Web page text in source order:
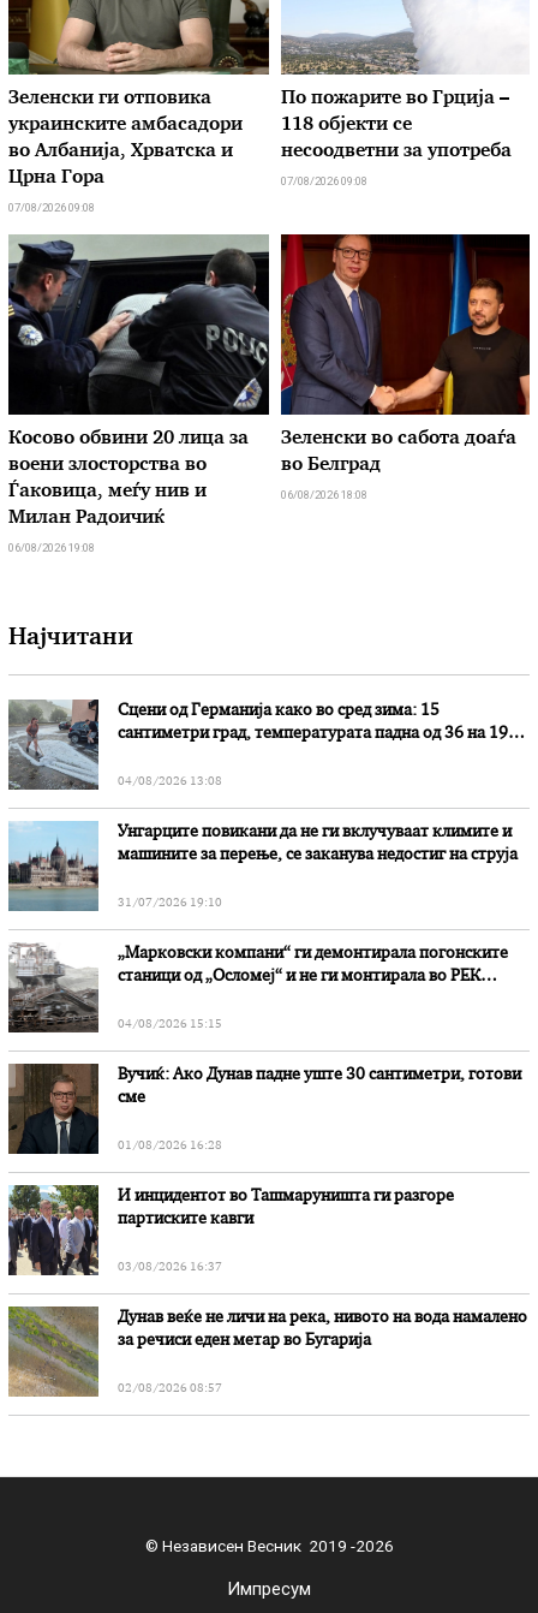
Зеленски ги отповика
украинските амбасадори
во Албанија, Хрватска и
Црна Гора
07/08/2026 09:08
По пожарите во Грција –
118 објекти се
несоодветни за употреба
07/08/2026 09:08
Косово обвини 20 лица за
воени злосторства во
Ѓаковица, меѓу нив и
Милан Радоичиќ
06/08/2026 19:08
Зеленски во сабота доаѓа
во Белград
06/08/2026 18:08
Најчитани
Сцени од Германија како во сред зима: 15
сантиметри град, температурата падна од 36 на 19
04/08/2026 13:08
Унгарците повикани да не ги вклучуваат климите и
машините за перење, се заканува недостиг на струја
31/07/2026 19:10
„Марковски компани“ ги демонтирала погонските
станици од „Осломеј“ и не ги монтирала во РЕК
04/08/2026 15:15
Вучиќ: Ако Дунав падне уште 30 сантиметри, готови
сме
01/08/2026 16:28
И инцидентот во Ташмаруништa ги разгоре
партиските кавги
03/08/2026 16:37
Дунав веќе не личи на река, нивото на вода намалено
за речиси еден метар во Бугарија
02/08/2026 08:57
© Независен Весник 2019 -2026
Импресум